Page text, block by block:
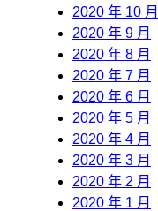
2020 年 10 月
2020 年 9 月
2020 年 8 月
2020 年 7 月
2020 年 6 月
2020 年 5 月
2020 年 4 月
2020 年 3 月
2020 年 2 月
2020 年 1 月